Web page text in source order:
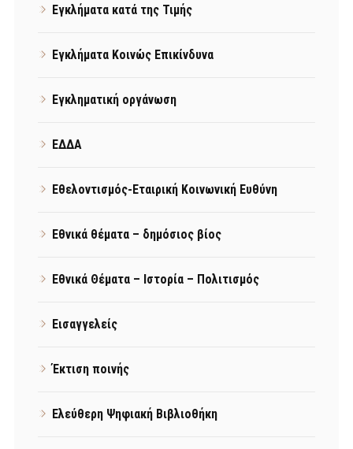
Εγκλήματα κατά της Τιμής
Εγκλήματα Κοινώς Επικίνδυνα
Εγκληματική οργάνωση
ΕΔΔΑ
Εθελοντισμός-Εταιρική Κοινωνική Ευθύνη
Εθνικά θέματα – δημόσιος βίος
Εθνικά Θέματα – Ιστορία – Πολιτισμός
Εισαγγελείς
Έκτιση ποινής
Ελεύθερη Ψηφιακή Βιβλιοθήκη